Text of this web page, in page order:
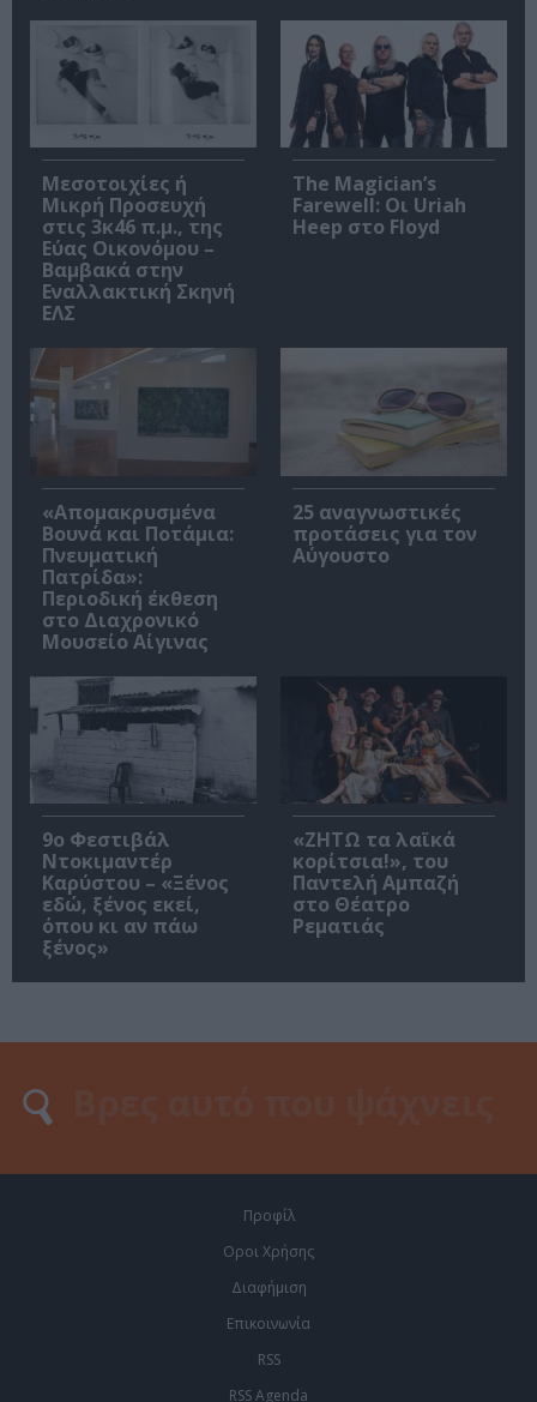
Μεσοτοιχίες ή
Μικρή Προσευχή
στις 3κ46 π.μ., της
Εύας Οικονόμου –
Βαμβακά στην
Εναλλακτική Σκηνή
ΕΛΣ
The Magician’s
Farewell: Οι Uriah
Heep στο Floyd
«Απομακρυσμένα
Βουνά και Ποτάμια:
Πνευματική
Πατρίδα»:
Περιοδική έκθεση
στο Διαχρονικό
Μουσείο Αίγινας
25 αναγνωστικές
προτάσεις για τον
Αύγουστο
9ο Φεστιβάλ
Ντοκιμαντέρ
Καρύστου – «Ξένος
εδώ, ξένος εκεί,
όπου κι αν πάω
ξένος»
«ΖΗΤΩ τα λαϊκά
κορίτσια!», του
Παντελή Αμπαζή
στο Θέατρο
Ρεματιάς
Προφίλ
Οροι Χρήσης
Διαφήμιση
Επικοινωνία
RSS
RSS Agenda